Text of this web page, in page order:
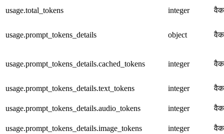
usage.total_tokens integer
usage.prompt_tokens_details object
usage.prompt_tokens_details.cached_tokens integer
usage.prompt_tokens_details.text_tokens integer
usage.prompt_tokens_details.audio_tokens integer
usage.prompt_tokens_details.image_tokens integer